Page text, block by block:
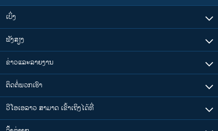
ເບິ່ງ
ຟັງສຽງ
ຂ່າວແລະລາຍງານ
ຕິດຕໍ່ພວກເຮົາ
ວີໂອເອລາວ ສາມາດ ເຂົ້າເຖິງໄດ້ທີ່